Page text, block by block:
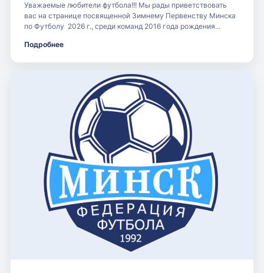
Уважаемые любители футбола!!! Мы рады приветствовать
вас на странице посвященной Зимнему Первенству Минска
по Футболу 2026 г., среди команд 2016 года рождения...
Подробнее